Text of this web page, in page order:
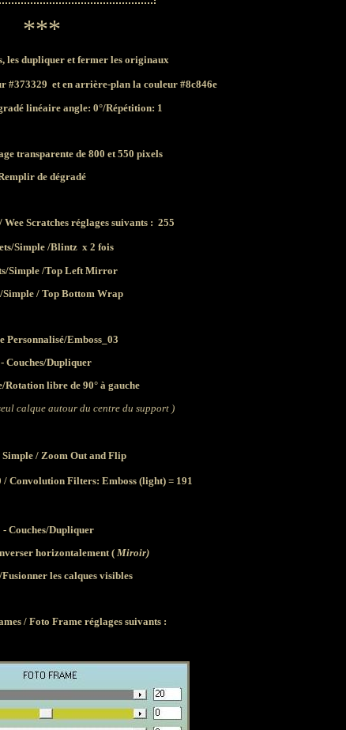
***
les dupliquer et fermer les originaux
#373329 et en arrière-plan la couleur #8c846e
linéaire angle: 0°/Répétition: 1
transparente de 800 et 550 pixels
de dégradé
Wee Scratches réglages suivants : 255
Simple /Blintz x 2 fois
Simple /Top Left Mirror
Simple /Top Bottom Wrap
Personnalisé/Emboss_03
Couches/Dupliquer
libre de 90° à gauche
calque autour du centre du support )
Simple / Zoom Out and Flip
/ Convolution Filters: Emboss (light) = 191
- Couches/Dupliquer
horizontalement ( Miroir)
/Fusionner les calques visibles
/ Foto Frame réglages suivants :